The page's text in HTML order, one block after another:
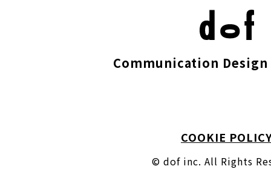
Communication Design
COOKIE
© dof inc. All Rights